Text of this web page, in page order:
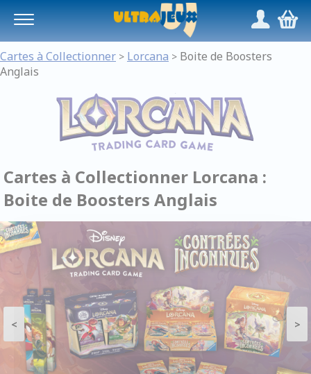
/,
Cartes à Collectionner > Lorcana > Boite de Boosters
Anglais
Cartes à Collectionner Lorcana :
Boite de Boosters Anglais
< >